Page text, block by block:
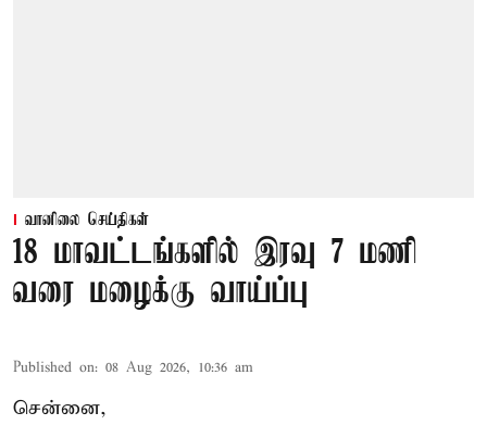
வானிலை செய்திகள்
18 மாவட்டங்களில் இரவு 7 மணி
வரை மழைக்கு வாய்ப்பு
Published on: 08 Aug 2026, 10:36 am
சென்னை,